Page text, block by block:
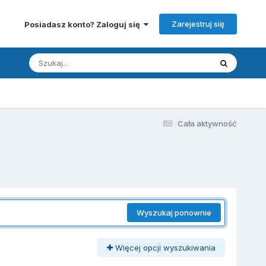
Posiadasz konto? Zaloguj się Zarejestruj się
Cała aktywność
Wyszukaj ponownie
Więcej opcji wyszukiwania